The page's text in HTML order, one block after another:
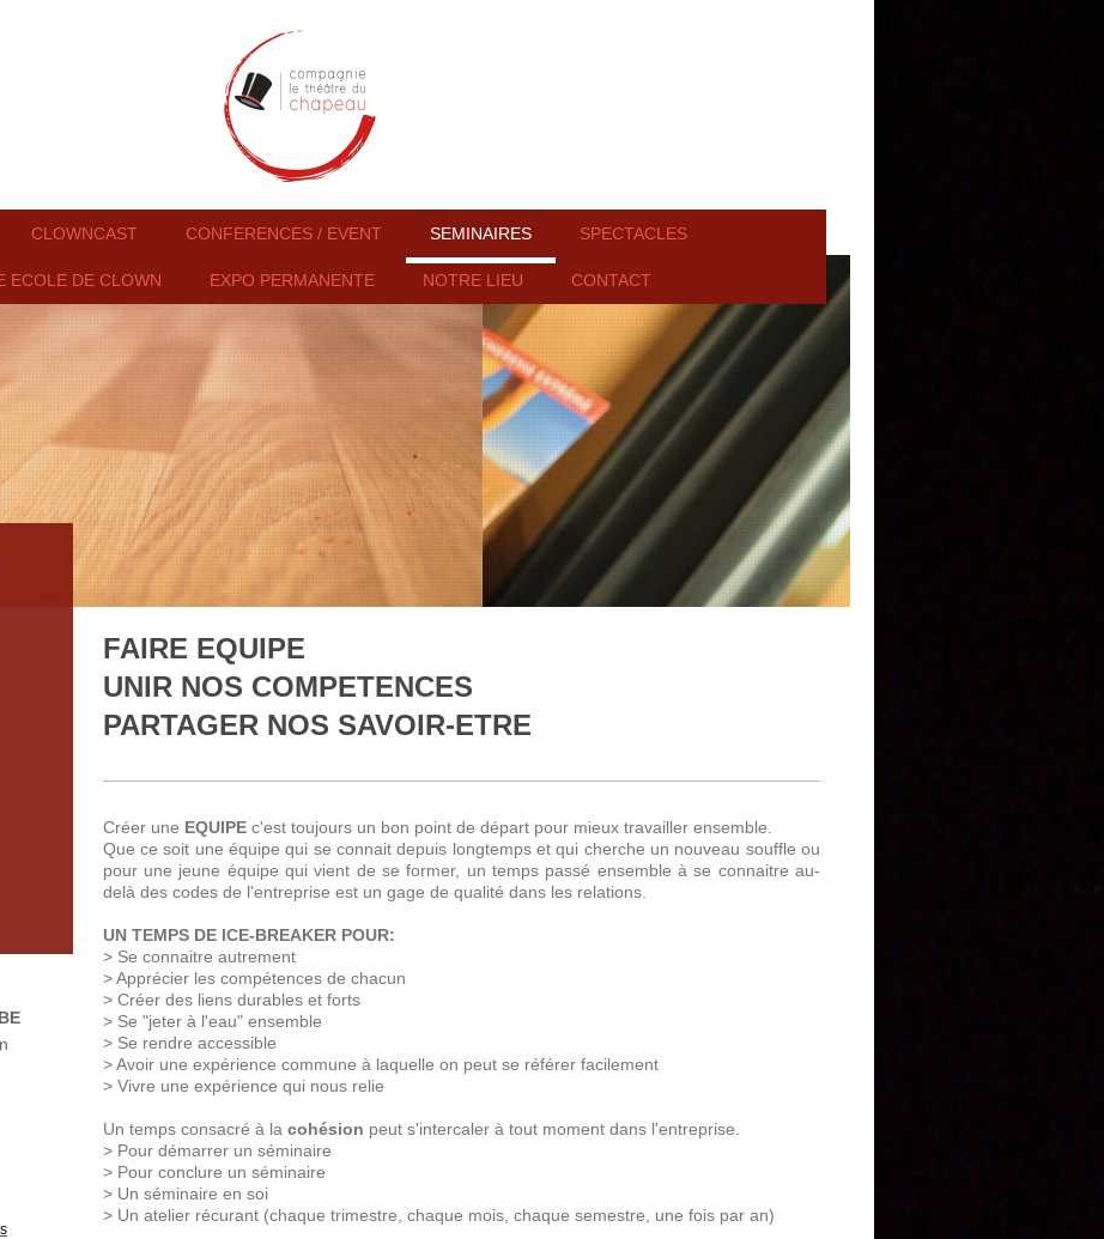
CLOWNCAST CONFERENCES / EVENT SEMINAIRES SPECTACLES
ECOLE DE CLOWN EXPO PERMANENTE NOTRE LIEU CONTACT
FAIRE EQUIPE
UNIR NOS COMPETENCES
PARTAGER NOS SAVOIR-ETRE
Créer une EQUIPEc'est toujours un bon point de départ pour mieux travailler ensemble.
Que ce soit une équipe qui se connait depuis longtemps et qui cherche un nouveau souffle ou
pour une jeune équipe qui vient de se former, un temps passé ensemble à se connaitre au-
delà des codes de l'entreprise est un gage de qualité dans les relations.
UN TEMPS DE ICE-BREAKER POUR:
> Se connaitre autrement
> Apprécier les compétences de chacun
> Créer des liens durables et forts
> Se "jeter à l'eau" ensemble
> Se rendre accessible
> Avoir une expérience commune à laquelle on peut se référer facilement
> Vivre une expérience qui nous relie
Un temps consacré à la cohésion peut s'intercaler à tout moment dans l'entreprise.
> Pour démarrer un séminaire
> Pour conclure un séminaire
> Un séminaire en soi
> Un atelier récurant (chaque trimestre, chaque mois, chaque semestre, une fois par an)